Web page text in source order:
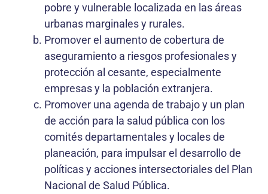
pobre y vulnerable localizada en las áreas
urbanas marginales y rurales.
Promover el aumento de cobertura de
aseguramiento a riesgos profesionales y
protección al cesante, especialmente
empresas y la población extranjera.
Promover una agenda de trabajo y un plan
de acción para la salud pública con los
comités departamentales y locales de
planeación, para impulsar el desarrollo de
políticas y acciones intersectoriales del Plan
Nacional de Salud Pública.